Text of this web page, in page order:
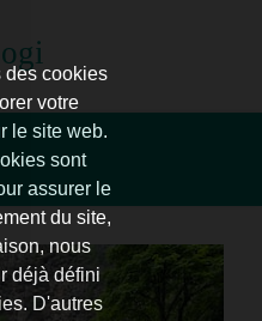
d'Enghien
des cookies
votre
le site web.
sont
assurer le
du site,
nous
déjà défini
D'autres